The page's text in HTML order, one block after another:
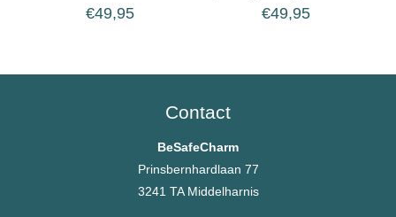
€49,95 €49,95
Contact
BeSafeCharm
Prinsbernhardlaan 77
3241 TA Middelharnis